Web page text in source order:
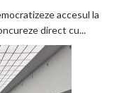
Viitorul
avea
accesul la
direct cu...